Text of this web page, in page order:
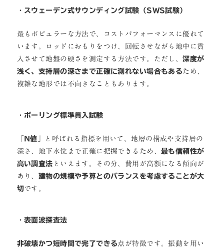
・ スウェーデン式サウンディング試験（SWS試験）
最もポピュラーな方法で、コストパフォーマンスに優れて
います。ロッドにおもりをつけ、回転させながら地中に貫
入させて地盤の硬さを測定する方法です。ただし、深度が
浅く、支持層の深さまで正確に測れない場合もある ため、
複雑な地形では不向きなこともあります。
・ボーリング標準貫入試験
N値 」と呼ばれる指標を用いて、地層の構成や支持層の
深さ、地下水位まで正確に把握できるため、 最も信頼性が
高い調査法 といえます。その分、費用が高額になる傾向が
あり、 建物の規模や予算とのバランスを考慮することが大
切です。
・表面波探査法
非破壊かつ短時間で完了できる 点が特徴です。振動を用い